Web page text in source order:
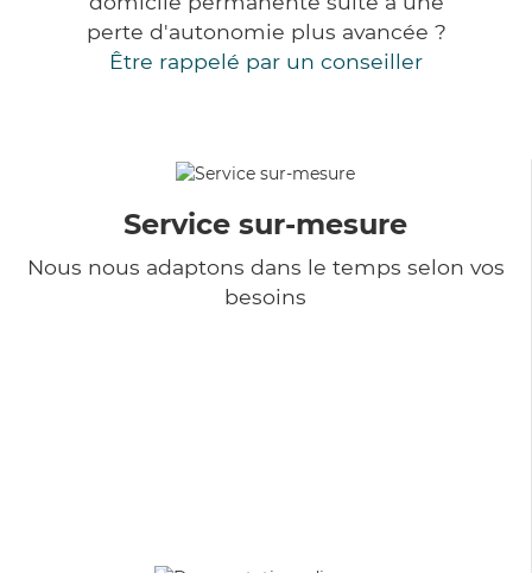
perte d'autonomie plus avancée ?
Être rappelé par un conseiller
Service sur-mesure
Nous nous adaptons dans le temps selon vos
besoins